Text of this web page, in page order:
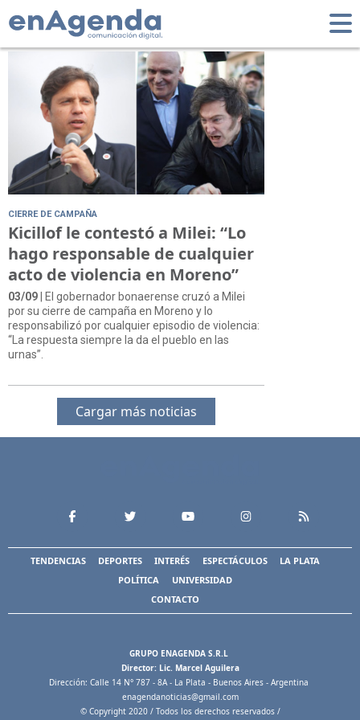
Tag: acto en Moreno
CIERRE DE CAMPAÑA
Kicillof le contestó a Milei: “Lo
hago responsable de cualquier
acto de violencia en Moreno”
03/09 | El gobernador bonaerense cruzó a Milei
por su cierre de campaña en Moreno y lo
responsabilizó por cualquier episodio de violencia:
“La respuesta siempre la da el pueblo en las
urnas”.
Cargar más noticias
TENDENCIAS DEPORTES INTERÉS ESPECTÁCULOS
LA PLATA
POLÍTICA
UNIVERSIDAD
CONTACTO
GRUPO ENAGENDA S.R.L
Director: Lic. Marcel Aguilera
Dirección: Calle 14 N° 787 - 8A - La Plata - Buenos Aires - Argentina
enagendanoticias@gmail.com
© Copyright 2020 / Todos los derechos reservados /